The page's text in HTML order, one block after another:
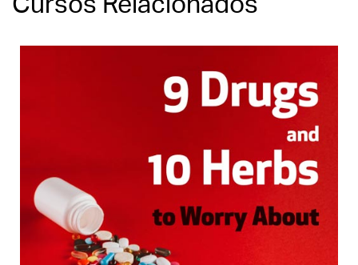
comece a aprender!
Webinário ao Vivo
Este é um Webinário ao vivo e a transmissão será
Você terá acesso ilimitado às gravações do
evento enquanto ele estiver disponível na Net of
Knowledge, para que você continue aprendendo e
possa revisá-lo ao longo dos anos.
CEUs para eventos ao vivo são concedidos apenas